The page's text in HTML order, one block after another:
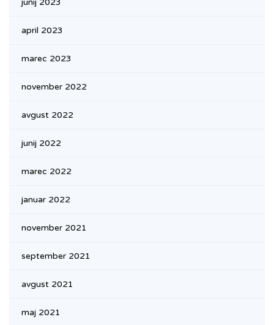
junij 2023
april 2023
marec 2023
november 2022
avgust 2022
junij 2022
marec 2022
januar 2022
november 2021
september 2021
avgust 2021
maj 2021